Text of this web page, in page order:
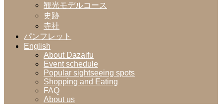
観光モデルコース
史跡
寺社
パンフレット
English
About Dazaifu
Event schedule
Popular sightseeing spots
Shopping and Eating
FAQ
About us